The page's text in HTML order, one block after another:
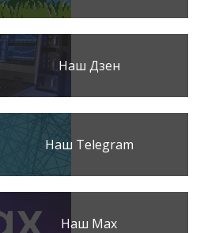
Наш Дзен
Наш Telegram
Наш Max